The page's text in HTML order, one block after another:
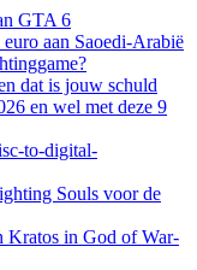
GTA 6
aan Saoedi-Arabië
dat is jouw schuld
en wel met deze 9
to-digital-
Souls voor de
Kratos in God of War-